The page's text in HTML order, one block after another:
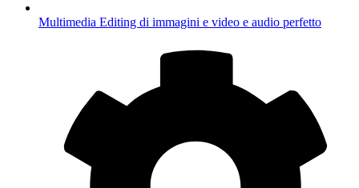
Multimedia Editing di immagini e video e audio perfetto